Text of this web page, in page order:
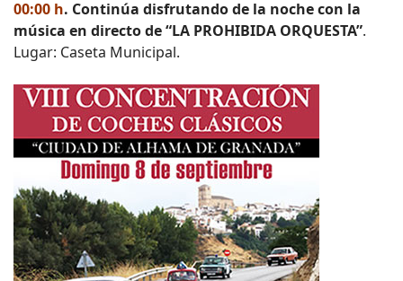
00:00 h. Continúa disfrutando de la noche con la
música en directo de “LA PROHIBIDA ORQUESTA”.
Lugar: Caseta Municipal.